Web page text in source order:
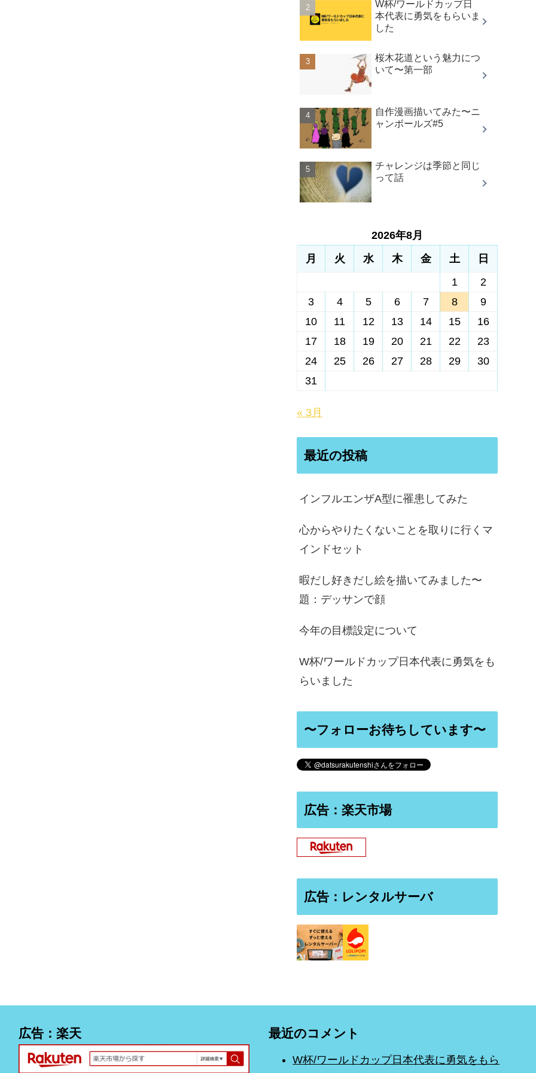
W杯/ワールドカップ日
本代表に勇気をもらいま
した
桜木花道という魅力につ
いて〜第一部
自作漫画描いてみた〜ニ
ャンボールズ#5
チャレンジは季節と同じ
って話
2026年8月
月
火 水 木 金 土
日
1
2
3
4 5 6 7 8
9
10
11 12 13 14 15
16
17
18 19 20 21 22
23
24
25 26 27 28 29
30
31
« 3月
最近の投稿
インフルエンザA型に罹患してみた
心からやりたくないことを取りに行くマ
インドセット
暇だし好きだし絵を描いてみました〜
題：デッサンで顔
今年の目標設定について
W杯/ワールドカップ日本代表に勇気をも
らいました
〜フォローお待ちしています〜
広告：楽天市場
広告：レンタルサーバ
広告：楽天 最近のコメント
W杯/ワールドカップ日本代表に勇気をもら